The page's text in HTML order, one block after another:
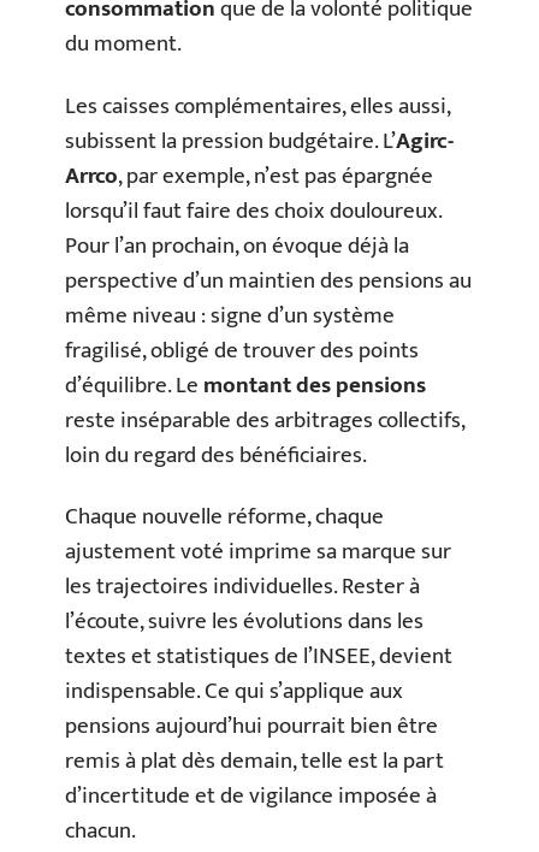
consommationque de la volonté politique
du moment.
Les caisses complémentaires, elles aussi,
subissent la pression budgétaire. L’Agirc-
Arrco, par exemple, n’est pas épargnée
lorsqu’il faut faire des choix douloureux.
Pour l’an prochain, on évoque déjà la
perspective d’un maintien des pensions au
même niveau : signe d’un système
fragilisé, obligé de trouver des points
d’équilibre. Lemontant des pensions
reste inséparable des arbitrages collectifs,
loin du regard des bénéficiaires.
Chaque nouvelle réforme, chaque
ajustement voté imprime sa marque sur
les trajectoires individuelles. Rester à
l’écoute, suivre les évolutions dans les
textes et statistiques de l’INSEE, devient
indispensable. Ce qui s’applique aux
pensions aujourd’hui pourrait bien être
remis à plat dès demain, telle est la part
d’incertitude et de vigilance imposée à
chacun.